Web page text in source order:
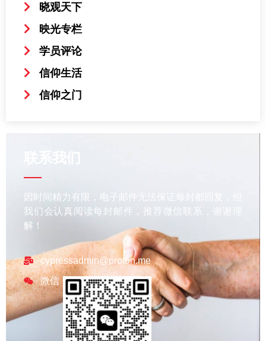
晓观天下
映光专栏
学员评论
信仰生活
信仰之门
因时间精力有限，电子邮件无法保证每封都回复，但
我们会认真阅读每封邮件，推荐微信联系，谢谢理
解！
cypressadmin@proton.me
微信